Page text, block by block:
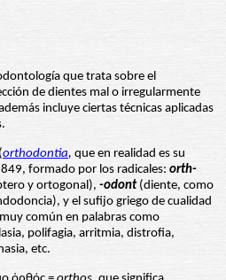
que trata sobre el
de dientes mal o irregularmente
incluye ciertas técnicas aplicadas
orthodontia, que en realidad es su
formado por los radicales: orth-
y ortogonal), -odont(diente, como
y el sufijo griego de cualidad
común en palabras como
polifagia, arritmia, distrofia,
etc.